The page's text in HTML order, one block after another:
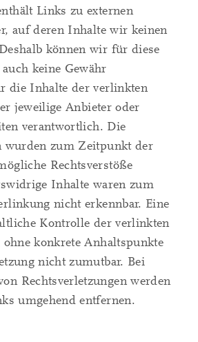
Links zu externen
auf deren Inhalte wir keinen
können wir für diese
keine Gewähr
die Inhalte der verlinkten
jeweilige Anbieter oder
verantwortlich. Die
wurden zum Zeitpunkt der
Rechtsverstöße
Inhalte waren zum
nicht erkennbar. Eine
Kontrolle der verlinkten
konkrete Anhaltspunkte
nicht zumutbar. Bei
Rechtsverletzungen werden
umgehend entfernen.